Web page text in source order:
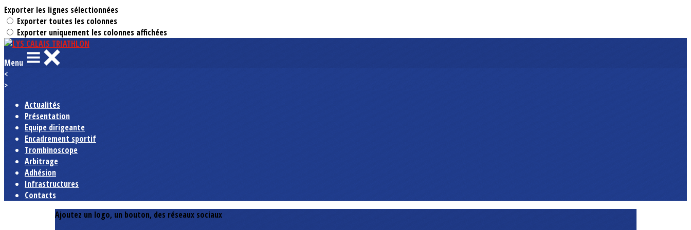
Exporter les lignes sélectionnées
Exporter toutes les colonnes
Exporter uniquement les colonnes affichées
Menu
<
>
Actualités
Présentation
Equipe dirigeante
Encadrement sportif
Trombinoscope
Arbitrage
Adhésion
Infrastructures
Contacts
Ajoutez un logo, un bouton, des réseaux sociaux